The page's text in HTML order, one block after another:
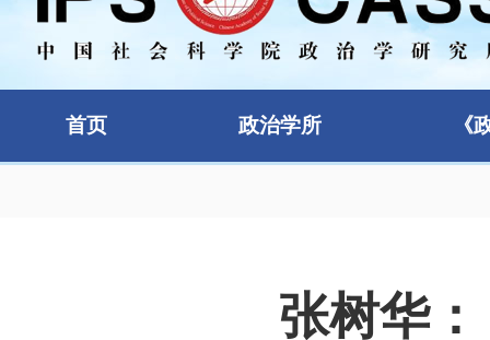
首页 政治学所 《
张树华